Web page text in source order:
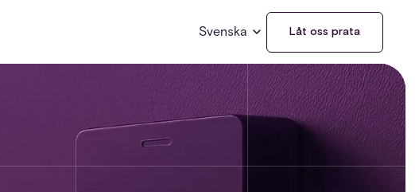
Svenska Låt oss prata